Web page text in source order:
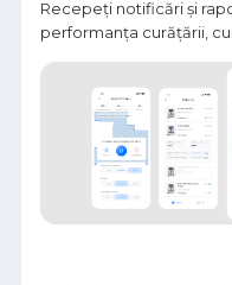
Recepeți notificări și
performanța curățării,